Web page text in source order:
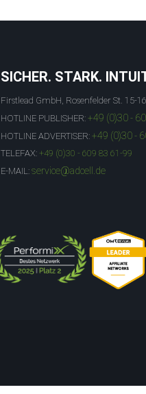
SICHER. STARK.
Firstlead GmbH, Rosenfelder St. 15-
HOTLINE PUBLISHER: +49 (0)30 -
HOTLINE ADVERTISER: +49 (0)30 -
TELEFAX: +49 (0)30 - 609 83 61-99
E-MAIL: service@adcell.de